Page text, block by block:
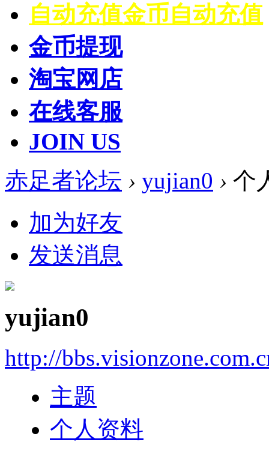
自动充值金币自动充值
金币提现
淘宝网店
在线客服
JOIN US
赤足者论坛 › yujian0 › 个
加为好友
发送消息
yujian0
http://
主题
个人资料